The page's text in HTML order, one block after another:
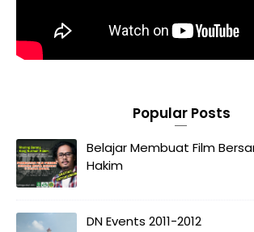
Popular Posts
Belajar Membuat Film
Hakim
DN Events 2011-2012